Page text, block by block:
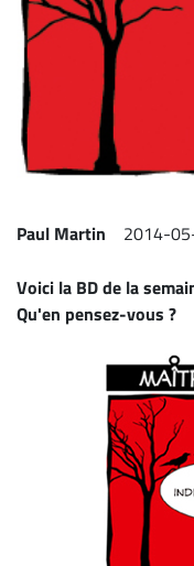
Campus
Carrière
Archives
CARRIÈRE
ET
ET
JURISTES
Formation
Continue
CABINETS
Paul Martin 2014-
Voici la BD de la
Qu'en pensez-vous ?